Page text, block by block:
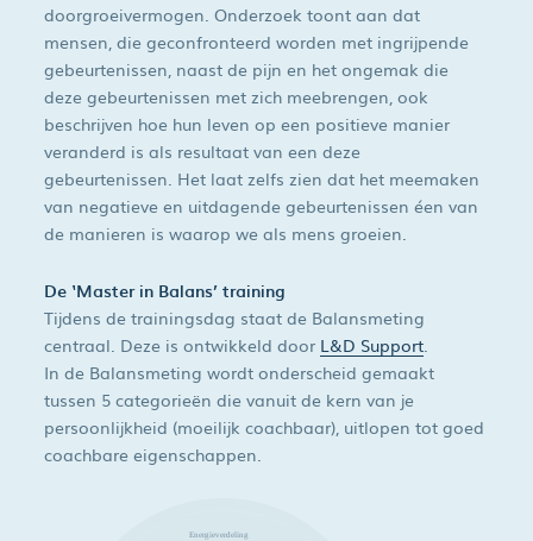
doorgroeivermogen. Onderzoek toont aan dat
mensen, die geconfronteerd worden met ingrijpende
gebeurtenissen, naast de pijn en het ongemak die
deze gebeurtenissen met zich meebrengen, ook
beschrijven hoe hun leven op een positieve manier
veranderd is als resultaat van een deze
gebeurtenissen. Het laat zelfs zien dat het meemaken
van negatieve en uitdagende gebeurtenissen éen van
de manieren is waarop we als mens groeien.
De ‘Master in Balans’ training
Tijdens de trainingsdag staat de Balansmeting
centraal. Deze is ontwikkeld door L&D Support.
In de Balansmeting wordt onderscheid gemaakt
tussen 5 categorieën die vanuit de kern van je
persoonlijkheid (moeilijk coachbaar), uitlopen tot goed
coachbare eigenschappen.